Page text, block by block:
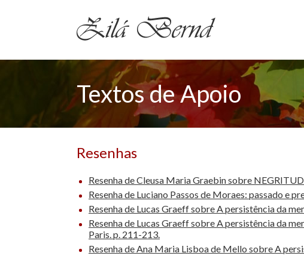
Textos de Apoio
Resenhas
Resenha de Cleusa Maria Graebin sobre
Resenha de Luciano Passos de Moraes: passado e
Resenha de Lucas Graeff sobre A persistência da
Resenha de Lucas Graeff sobre A persistência da
Paris. p. 211-213.
Resenha de Ana Maria Lisboa de Mello sobre A